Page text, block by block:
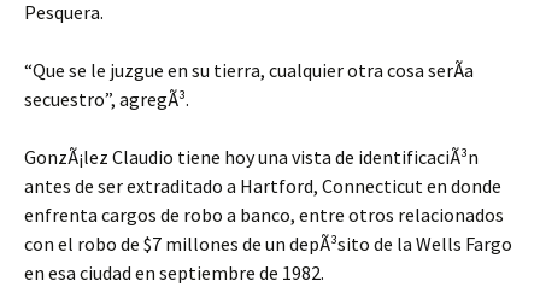
Pesquera.
“Que se le juzgue en su tierra, cualquier otra cosa serÃ­a
secuestro”, agregÃ³.
GonzÃ¡lez Claudio tiene hoy una vista de identificaciÃ³n
antes de ser extraditado a Hartford, Connecticut en donde
enfrenta cargos de robo a banco, entre otros relacionados
con el robo de $7 millones de un depÃ³sito de la Wells Fargo
en esa ciudad en septiembre de 1982.